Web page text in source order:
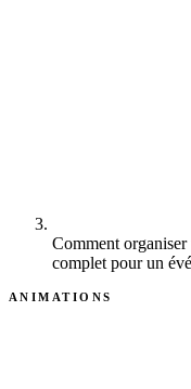
Comment
complet pour un
ANIMATIONS